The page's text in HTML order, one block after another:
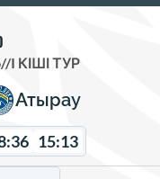
//I КІШІ ТУР
Атырау
15:13